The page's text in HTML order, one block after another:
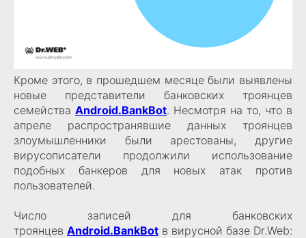
Кроме этого, в прошедшем месяце были выявлены
новые представители банковских троянцев
семейства Android.BankBot. Несмотря на то, что в
апреле распространявшие данных троянцев
злоумышленники были арестованы, другие
вирусописатели продолжили использование
подобных банкеров для новых атак против
пользователей.
Число записей для банковских
троянцев Android.BankBot в вирусной базе Dr.Web: